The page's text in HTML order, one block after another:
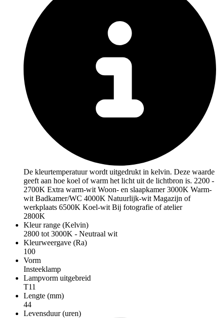
De kleurtemperatuur wordt uitgedrukt in kelvin. Deze waarde
geeft aan hoe koel of warm het licht uit de lichtbron is. 2200 -
2700K Extra warm-wit Woon- en slaapkamer 3000K Warm-
wit Badkamer/WC 4000K Natuurlijk-wit Magazijn of
werkplaats 6500K Koel-wit Bij fotografie of atelier
2800K
Kleur range (Kelvin)
2800 tot 3000K - Neutraal wit
Kleurweergave (Ra)
100
Vorm
Insteeklamp
Lampvorm uitgebreid
T11
Lengte (mm)
44
Levensduur (uren)